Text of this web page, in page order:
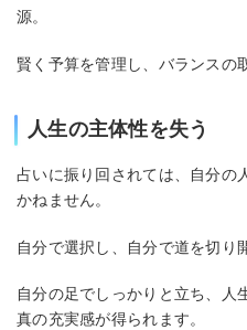
源。
賢く予算を管理し、バランスの
人生の主体性を失う
占いに振り回されては、自分の
かねません。
自分で選択し、自分で道を切り
自分の足でしっかりと立ち、人
真の充実感が得られます。